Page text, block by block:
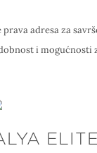
prava adresa za
i mogućnosti